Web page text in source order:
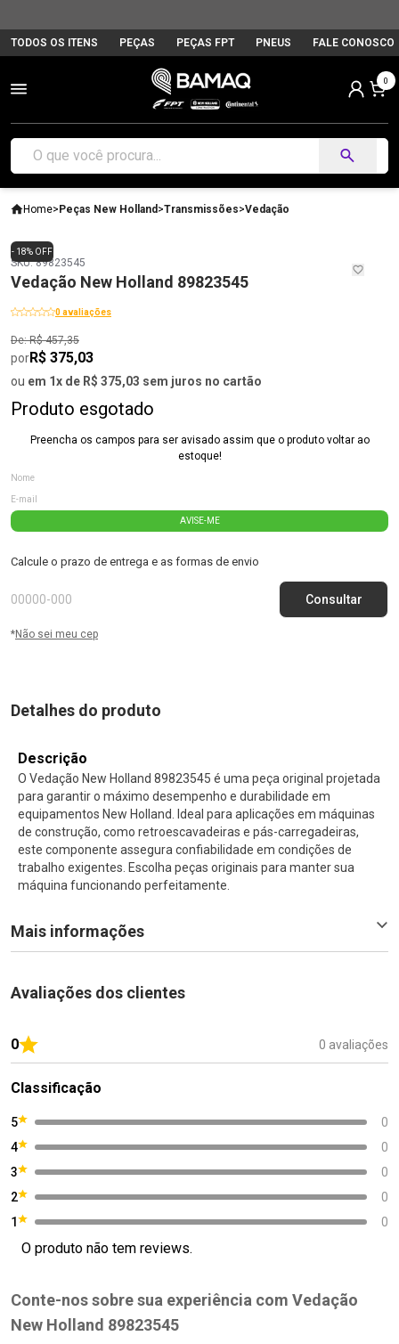
TODOS OS ITENS PEÇAS PEÇAS FPT PNEUS FALE CONOSCO
0
Home>Peças New Holland >Transmissões>Vedação
SKU: 89823545
Vedação New Holland 89823545
0 avaliações
De: R$ 457,35
porR$ 375,03
ou em 1x de R$ 375,03 sem juros no cartão
- 18% OFF
Produto esgotado
Preencha os campos para ser avisado assim que o produto voltar ao
estoque!
AVISE-ME
Calcule o prazo de entrega e as formas de envio
*Não sei meu cep
Detalhes do produto
Descrição
O Vedação New Holland 89823545 é uma peça original projetada
para garantir o máximo desempenho e durabilidade em
equipamentos New Holland. Ideal para aplicações em máquinas
de construção, como retroescavadeiras e pás-carregadeiras,
este componente assegura confiabilidade em condições de
trabalho exigentes. Escolha peças originais para manter sua
máquina funcionando perfeitamente.
Mais informações
Avaliações dos clientes
0 0 avaliações
Classificação
5
0
4
0
3
0
2
0
1
0
O produto não tem reviews.
Conte-nos sobre sua experiência com Vedação
New Holland 89823545